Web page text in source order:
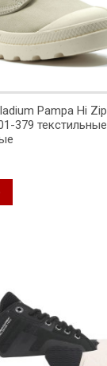
Pampa Hi Zip
379 текстильные